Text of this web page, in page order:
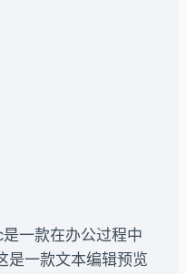
一款在办公过程中
是一款文本编辑预览